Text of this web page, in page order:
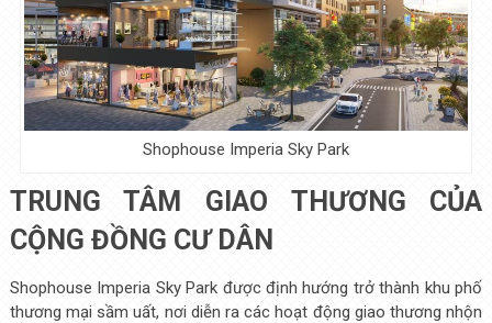
Shophouse Imperia Sky Park
TRUNG TÂM GIAO THƯƠNG CỦA
CỘNG ĐỒNG CƯ DÂN
Shophouse Imperia Sky Park được định hướng trở thành khu phố
thương mại sầm uất, nơi diễn ra các hoạt động giao thương nhộn